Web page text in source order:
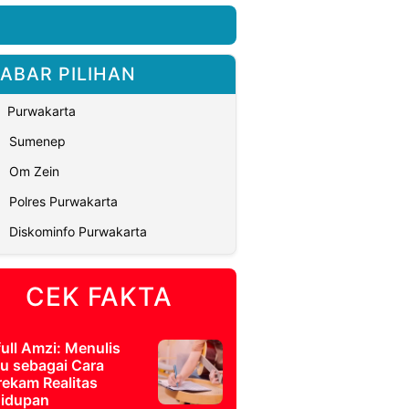
PILIHAN
Purwakarta
Sumenep
Om Zein
Polres Purwakarta
Diskominfo Purwakarta
CEK FAKTA
Amzi: Menulis
sebagai Cara
Realitas